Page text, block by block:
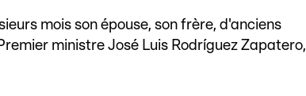
mois son épouse, son frère, d'anciens
ministre José Luis Rodríguez Zapatero,